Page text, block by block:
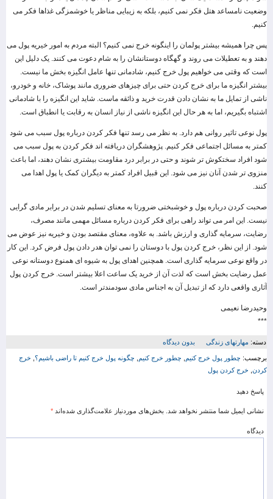
وضعیت نامساعد هتل فکر نمی کنیم، بلکه به زیبایی مناظر یا خوشمزگی غذاها فکر می
کنیم.
پس چرا همیشه بیشتر پولمان را اینگونه خرج نمی کنیم؟ البته مردم به امور خیریه پول می
دهند و به تعطیلات می روند و گهگاه دوستانشان را به شام دعوت می کنند. یک دلیل این
است که وقتی می خواهیم پول خرج کنیم، شادمانی تنها عامل انگیزه بخش ما نیست.
بیشتر انگیزه ما برای خرج کردن حتی برای چیزهای ضروری مانند پوشاک، خانه و خودرو،
ناشی از تمایل ما به نشان دادن قدرت خرید و ذائقه ماست. شاید این انگیزه را با شادمانی
اشتباه بگیریم، اما به هر حال این انگیزه ناشی از نیاز انسان به رقابت یا انطباق است.
پول نوعی تاثیر روانی هم دارد. به نظر می رسد تنها فکر کردن درباره پول سبب می شود
کمتر به مسائل اجتماعی فکر کنیم. پژوهشگران دریافته اند فکر کردن به پول سبب می
شود افراد سختکوش تر شوند و حتی در برابر درد مقاومت بیشتری نشان دهند، اما باعث
منزوی تر شدن آنان نیز می شود. این قبیل افراد کمتر به دیگران کمک یا پول اهدا می
کنند.
صحبت کردن درباره پول و خوشبختی ضرورتا به معنای تسلیم شدن در برابر مادی گرایی
نیست. این امر می تواند راهی برای فکر کردن درباره مسائل مهمی مانند مصرف،
رضایت، سرمایه گذاری و ارزش باشد. به علاوه، معنای مقتصد بودن و خیریه نیز عوض می
شود. از این نظر، خرج کردن پول با دوستان را نمی توان هدر دادن پول فرض کرد. این کار
در واقع نوعی سرمایه گذاری است. همچنین اهدای پول به شیوه ای همنوع دوستانه نوعی
عمل رضایت بخش است که لذت آن از خرید یک ساعت اعلا بیشتر است. خرج کردن پول
آثاری واقعی دارد که از تبدیل آن به اجناس مادی سودمندتر است.
وحیدرضا نعیمی
***
دسته: مهارتهای زندگی بدون دیدگاه
برچسب: چطور پول خرج کنیم چطور خرج کنیم چگونه پول خرج کنیم تا راضی باشیم؟ خرج
کردن خرج کردن پول
پاسخ دهید
نشانی ایمیل شما منتشر نخواهد شد. بخش‌های موردنیاز علامت‌گذاری شده‌اند *
دیدگاه